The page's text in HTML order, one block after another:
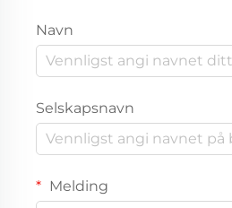
Navn
Selskapsnavn
Melding